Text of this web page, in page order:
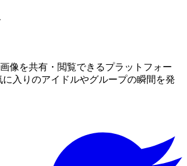
像を共有・閲覧できるプラットフォー
に入りのアイドルやグループの瞬間を発